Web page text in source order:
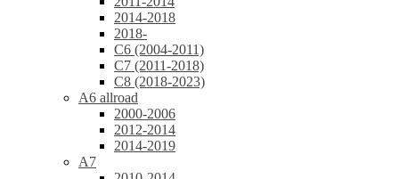
2014-2018
2018-
C6 (2004-2011)
C7 (2011-2018)
C8 (2018-2023)
A6 allroad
2000-2006
2012-2014
2014-2019
A7